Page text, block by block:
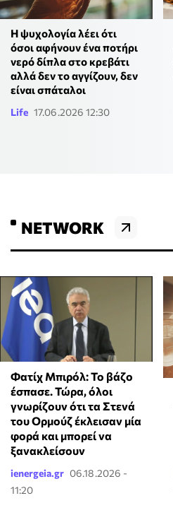
Η ψυχολογία λέει ότι
όσοι αφήνουν ένα ποτήρι
νερό δίπλα στο κρεβάτι
αλλά δεν το αγγίζουν, δεν
είναι σπάταλοι
Life 17.06.2026 12:30
NETWORK
Φατίχ Μπιρόλ: Το βάζο
έσπασε. Τώρα, όλοι
γνωρίζουν ότι τα Στενά
του Ορμούζ έκλεισαν μία
φορά και μπορεί να
ξανακλείσουν
ienergeia.gr 06.18.2026 -
11:20